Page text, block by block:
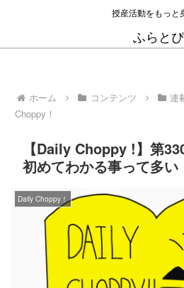
授産活動をもっと
ふらとぴ
ホーム コンテンツ 連
Choppy！
【Daily Choppy !】第
初めてわかる事って多い
Daily Choppy！